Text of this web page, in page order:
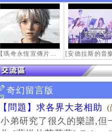
【瑪奇永恆宣傳片】最初的感動
奇幻留言版
【問題】求各界大老相助
(
小弟研究了很久的樂譜,但